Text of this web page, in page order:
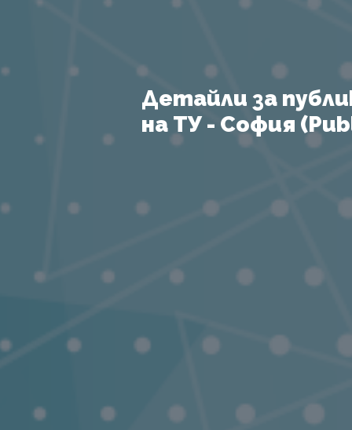
Детайли за
на ТУ - София